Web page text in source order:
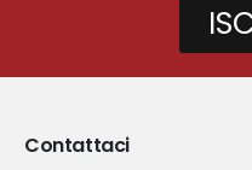
Contattaci